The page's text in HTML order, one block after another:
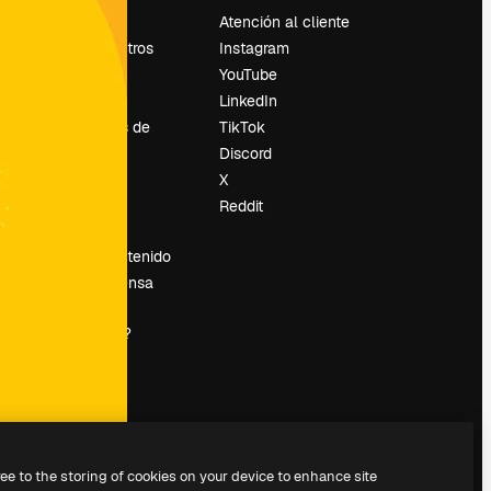
Sobre nosotros
Tendencias de
Vender contenido
Sala de prensa
magnific.ai?
Atención al cliente
Instagram
YouTube
LinkedIn
TikTok
Discord
X
Reddit
to the storing of cookies on your device to enhance site